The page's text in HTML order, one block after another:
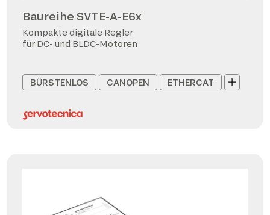
Baureihe SVTE-A-E6x
Kompakte digitale Regler
für DC- und BLDC-Motoren
BÜRSTENLOS CANOPEN ETHERCAT